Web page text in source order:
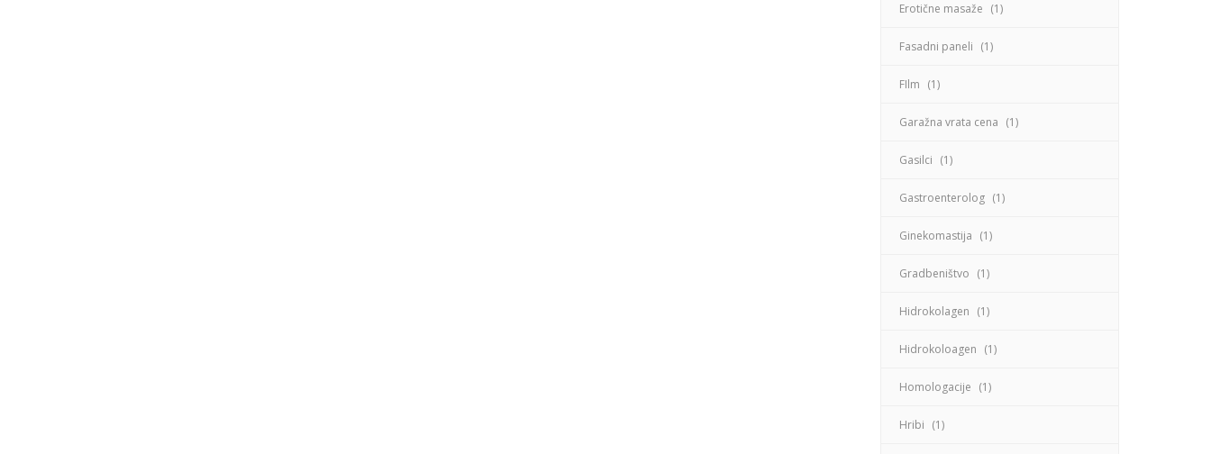
Erotične masaže (1)
Fasadni paneli (1)
FIlm (1)
Garažna vrata cena (1)
Gasilci (1)
Gastroenterolog (1)
Ginekomastija (1)
Gradbeništvo (1)
Hidrokolagen (1)
Hidrokoloagen (1)
Homologacije (1)
Hribi (1)